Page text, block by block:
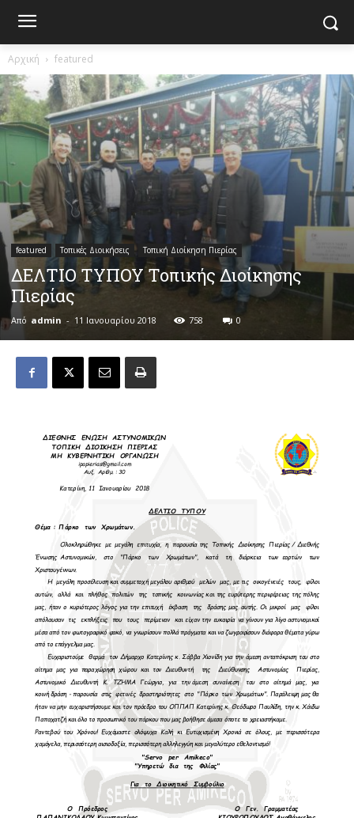
Αρχική featured
featured Τοπικές Διοικήσεις Τοπική Διοίκηση Πιερίας
ΔΕΛΤΙΟ ΤΥΠΟΥ Τοπικής Διοίκησης
Πιερίας
Από admin - 11 Ιανουαρίου 2018 758 0